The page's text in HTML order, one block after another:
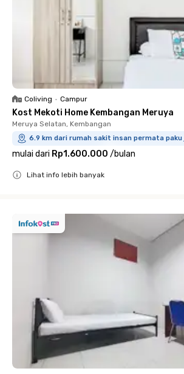
Coliving • Campur
Kost Mekoti Home Kembangan Meruya
Meruya Selatan, Kembangan
6.9 km dari rumah sakit insan permata paku
mulai dari Rp1.600.000 /bulan
Lihat info lebih banyak